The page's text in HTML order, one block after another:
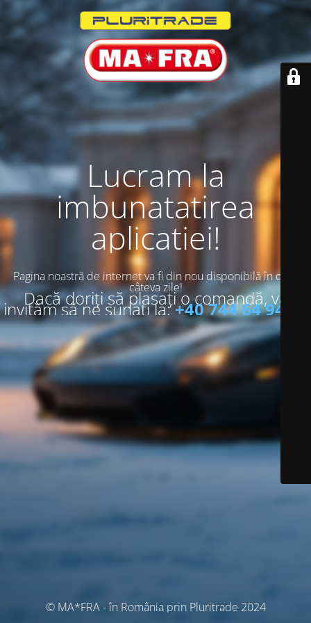
Lucram la
imbunatatirea
aplicatiei!
Pagina noastră de internet va fi din nou disponibilă în doar
câteva zile!
Dacă doriți să plasați o comandă, vă
invităm să ne sunați la:+40 744 64 94 13
© MA*FRA - în România prin Pluritrade 2024